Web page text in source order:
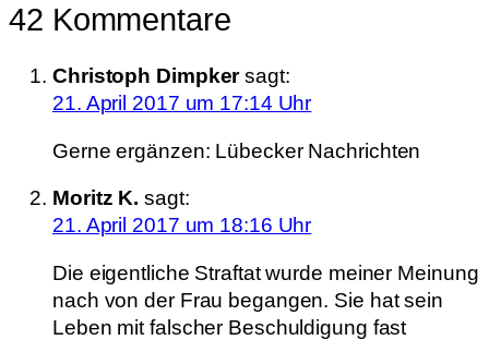
42 Kommentare
Christoph Dimpker sagt:
21. April 2017 um 17:14 Uhr
Gerne ergänzen: Lübecker Nachrichten
Moritz K. sagt:
21. April 2017 um 18:16 Uhr
Die eigentliche Straftat wurde meiner Meinung
nach von der Frau begangen. Sie hat sein
Leben mit falscher Beschuldigung fast